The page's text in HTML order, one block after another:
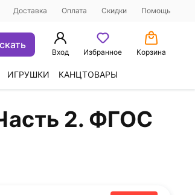
Доставка Оплата Скидки Помощь
Вход Избранное Корзина
ИГРУШКИ КАНЦТОВАРЫ
2. ФГОС